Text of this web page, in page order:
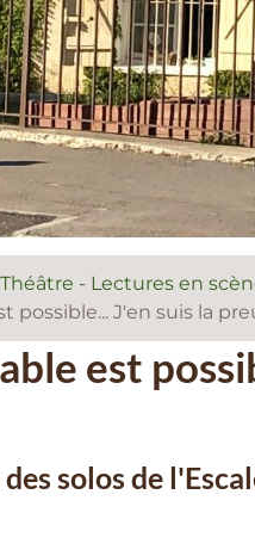
Théâtre - Lectures en
possible... J'en suis la
est
solos de